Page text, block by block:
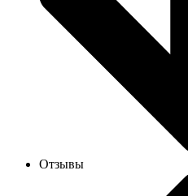
Отзывы